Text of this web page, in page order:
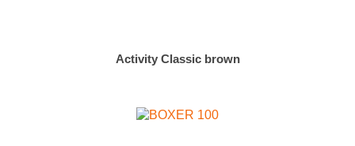
Activity Classic brown